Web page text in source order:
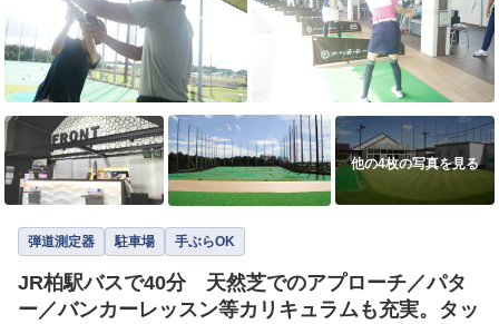
他の4枚の写真を見る
弾道測定器 駐車場 手ぶらOK
JR柏駅バスで40分 天然芝でのアプローチ／パタ
ー／バンカーレッスン等カリキュラムも充実。タッ